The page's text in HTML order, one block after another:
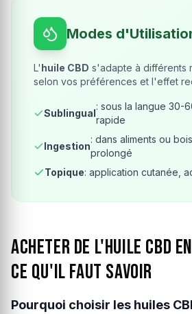
Modes
L'huile CBD s'adapte à différents
selon vos préférences et l'effet
Sublingual
: sous la langue 30-
rapide
Ingestion
: dans aliments ou
prolongé
Topique: application cutanée,
Acheter de l'huile CBD
ce qu'il faut savoir
Pourquoi choisir les huiles